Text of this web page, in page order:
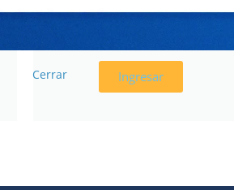
CONSEJO
Ingresar
Cerrar